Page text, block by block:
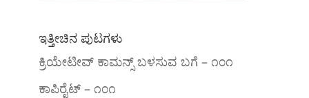
ಇತ್ತೀಚಿನ ಪುಟಗಳು
ಕ್ರಿಯೇಟೀವ್ ಕಾಮನ್ಸ್ ಬಳಸುವ ಬಗೆ – ೧೦೧
ಕಾಪಿರೈಟ್ – ೧೦೧